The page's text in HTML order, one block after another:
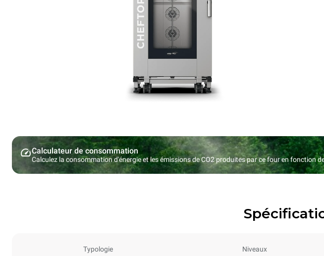
Calculateur de consommation
Calculez la consommation d'énergie et les émissions de CO2 produites par ce four en fonction
Typologie Niveaux